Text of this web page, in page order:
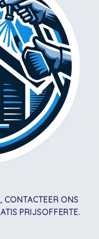
CONTACTEER ONS
PRIJSOFFERTE.